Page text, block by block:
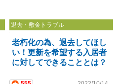
退去・敷金トラブル
老朽化の為、退去してほし
い！更新を希望する入居者
に対してできることとは？